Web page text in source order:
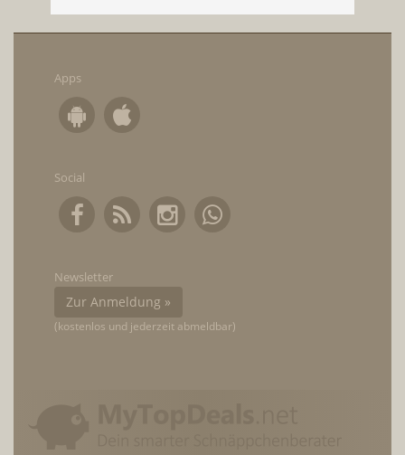
Apps
Social
Newsletter
Zur Anmeldung »
(kostenlos und jederzeit abmeldbar)